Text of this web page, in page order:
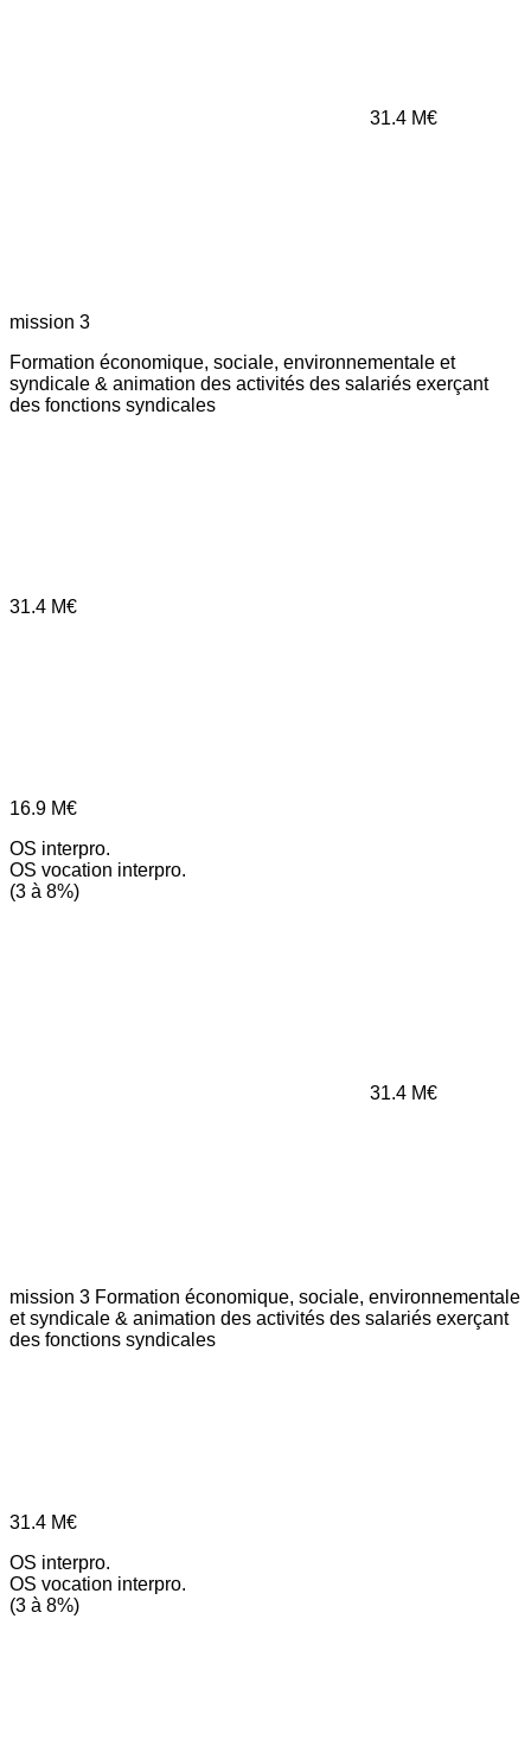
31.4 M€
mission 3
Formation économique, sociale, environnementale et
syndicale & animation des activités des salariés exerçant
des fonctions syndicales
31.4 M€
16.9 M€
OS interpro.
OS vocation interpro.
(3 à 8%)
31.4 M€
mission 3 Formation économique, sociale, environnementale
et syndicale & animation des activités des salariés exerçant
des fonctions syndicales
31.4 M€
OS interpro.
OS vocation interpro.
(3 à 8%)